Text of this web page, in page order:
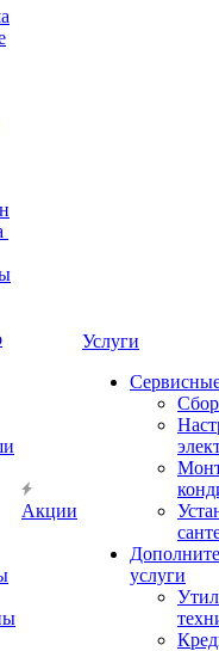
Акции
Услуги
услуги